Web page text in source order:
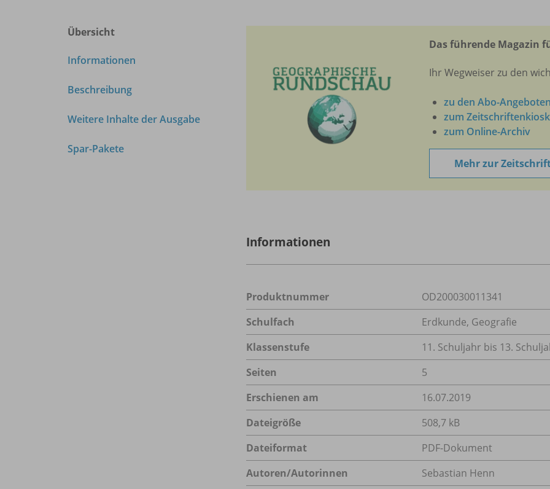
Übersicht
Informationen
Beschreibung
Weitere Inhalte der Ausgabe
Spar-Pakete
Das führende Magazin
Ihr Wegweiser zu den
zu den Abo-
zum Zeitschriftenkiosk
zum Online-Archiv
Mehr zur
Informationen
Produktnummer
OD200030011341
Schulfach
Erdkunde, Geografie
Klassenstufe
11. Schuljahr bis 13.
Seiten
5
Erschienen am
16.07.2019
Dateigröße
508,7 kB
Dateiformat
PDF-Dokument
Autoren/Autorinnen
Sebastian Henn